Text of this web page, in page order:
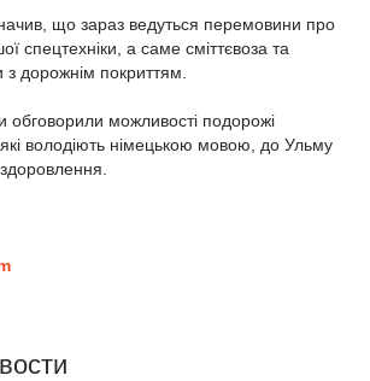
що зараз ведуться перемовини про
спецтехніки, а саме сміттєвоза та
з дорожнім покриттям.
обговорили можливості подорожі
які володіють німецькою мовою, до Ульму